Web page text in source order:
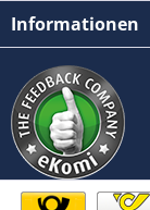
Informationen